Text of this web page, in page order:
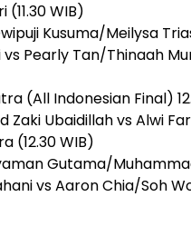
WIB)
Kusuma/Meilysa
vs Pearly Tan/Thinaah
(All Indonesian Final)
Zaki Ubaidillah vs Alwi
(12.30 WIB)
Gutama/
vs Aaron Chia/Soh